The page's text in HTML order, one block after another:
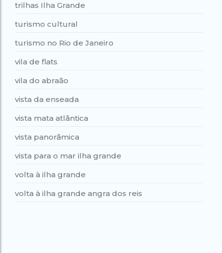
trilhas Ilha Grande
turismo cultural
turismo no Rio de Janeiro
vila de flats
vila do abraão
vista da enseada
vista mata atlântica
vista panorâmica
vista para o mar ilha grande
volta à ilha grande
volta à ilha grande angra dos reis